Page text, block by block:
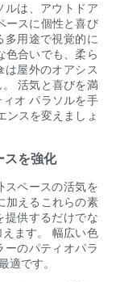
ルは、アウトドア
ースに個性と喜び
多用途で視覚的に
色合いでも、柔ら
屋外のオアシス
活気と喜びを満
オ パラソルを手
ンスを変えましょ
スを強化
スペースの活気を
加えるこれらの素
提供するだけでな
ます。 幅広い色
ーのパティオパラ
適です。